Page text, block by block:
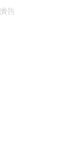
廣告